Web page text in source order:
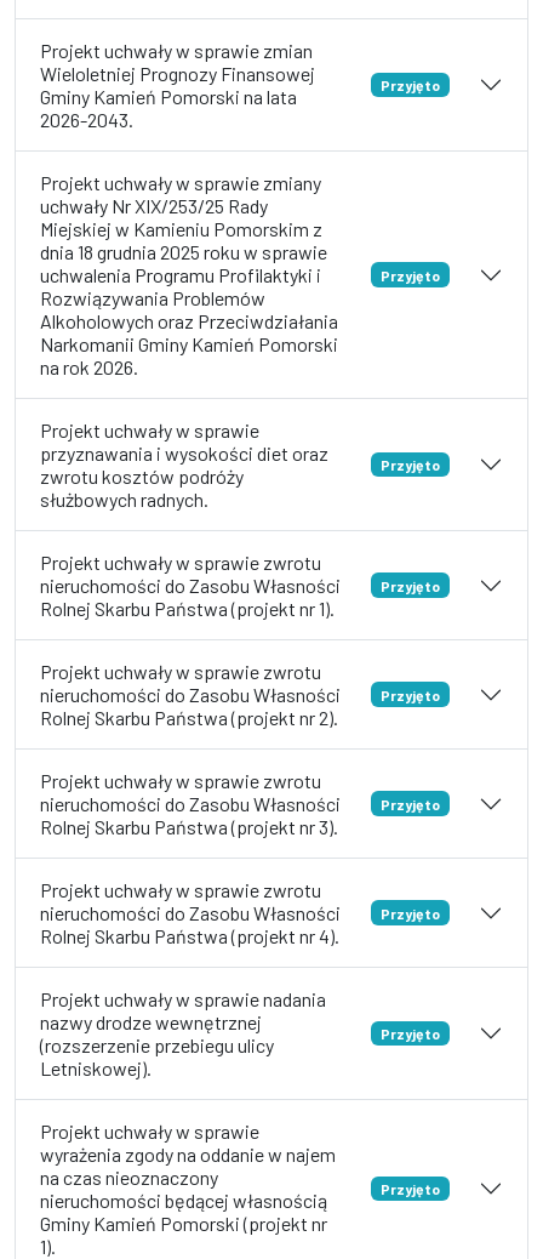
Projekt uchwały w sprawie zmian
Wieloletniej Prognozy Finansowej
Gminy Kamień Pomorski na lata
2026-2043.
Przyjęto
Projekt uchwały w sprawie zmiany
uchwały Nr XIX/253/25 Rady
Miejskiej w Kamieniu Pomorskim z
dnia 18 grudnia 2025 roku w sprawie
uchwalenia Programu Profilaktyki i
Rozwiązywania Problemów
Alkoholowych oraz Przeciwdziałania
Narkomanii Gminy Kamień Pomorski
na rok 2026.
Przyjęto
Projekt uchwały w sprawie
przyznawania i wysokości diet oraz
zwrotu kosztów podróży
służbowych radnych.
Przyjęto
Projekt uchwały w sprawie zwrotu
nieruchomości do Zasobu Własności
Rolnej Skarbu Państwa (projekt nr 1).
Przyjęto
Projekt uchwały w sprawie zwrotu
nieruchomości do Zasobu Własności
Rolnej Skarbu Państwa (projekt nr 2).
Przyjęto
Projekt uchwały w sprawie zwrotu
nieruchomości do Zasobu Własności
Rolnej Skarbu Państwa (projekt nr 3).
Przyjęto
Projekt uchwały w sprawie zwrotu
nieruchomości do Zasobu Własności
Rolnej Skarbu Państwa (projekt nr 4).
Przyjęto
Projekt uchwały w sprawie nadania
nazwy drodze wewnętrznej
(rozszerzenie przebiegu ulicy
Letniskowej).
Przyjęto
Projekt uchwały w sprawie
wyrażenia zgody na oddanie w najem
na czas nieoznaczony
nieruchomości będącej własnością
Gminy Kamień Pomorski (projekt nr
1).
Przyjęto